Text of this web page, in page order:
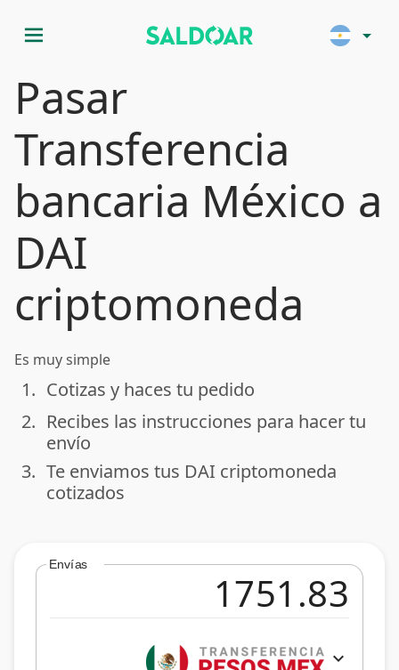
menu arrow_drop_down
Pasar
Transferencia
bancaria México a
DAI
criptomoneda
Es muy simple
done
1. Cotizas y haces tu pedido
done
2. Recibes las instrucciones para hacer tu
envío
done
3. Te enviamos tus DAI criptomoneda
cotizados
Envías
expand_more